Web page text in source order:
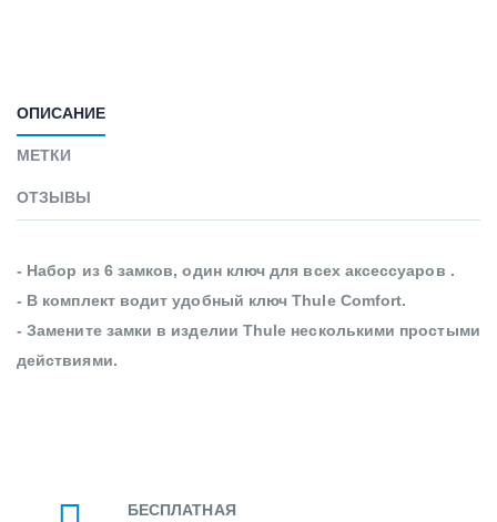
ОПИСАНИЕ
МЕТКИ
ОТЗЫВЫ
- Набор из 6 замков, один ключ для всех аксессуаров .
- В комплект водит удобный ключ Thule Comfort.
- Замените замки в изделии Thule несколькими простыми
действиями.
БЕСПЛАТНАЯ